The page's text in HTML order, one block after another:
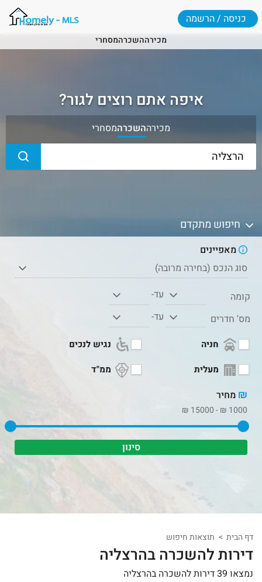
מכירההשכרהמסחרי
כניסה / הרשמה
איפה אתם רוצים לגור?
מכירההשכרהמסחרי
חיפוש מתקדם
מאפיינים
סוג הנכס (בחירה מרובה)
קומה
עד-
מס' חדרים
עד-
חניה
נגיש לנכים
מעלית
ממ"ד
₪ מחיר
1000
₪
-
15000
₪
דף הבית תוצאות חיפוש
דירות להשכרה בהרצליה
נמצאו 39 דירות להשכרה בהרצליה